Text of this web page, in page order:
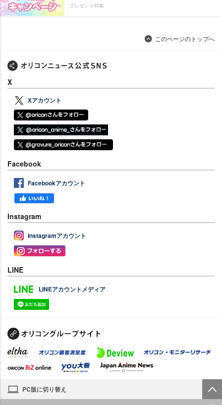
プレゼント特集
このページのトップへ
X
Xアカウント
Facebook
Facebookアカウント
Instagram
Instagramアカウント
LINE
LINEアカウントメディア
PC版に切り替え